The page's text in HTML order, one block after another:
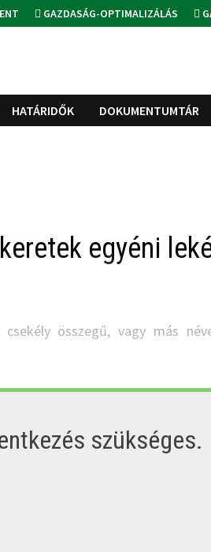
GAZDASÁG-OPTIMALIZÁLÁS
HATÁRIDŐK DOKUMENTUMTÁR
egyéni
összegű, vagy más
szükséges.